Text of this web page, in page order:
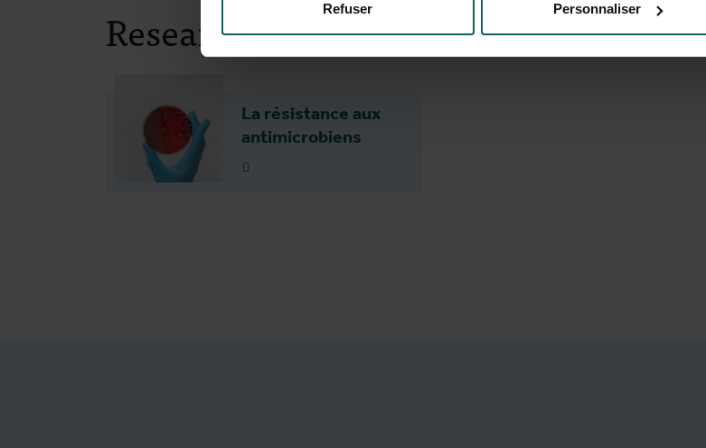
Refuser Personnaliser
Research themes
La résistance aux
antimicrobiens
Plus d'info